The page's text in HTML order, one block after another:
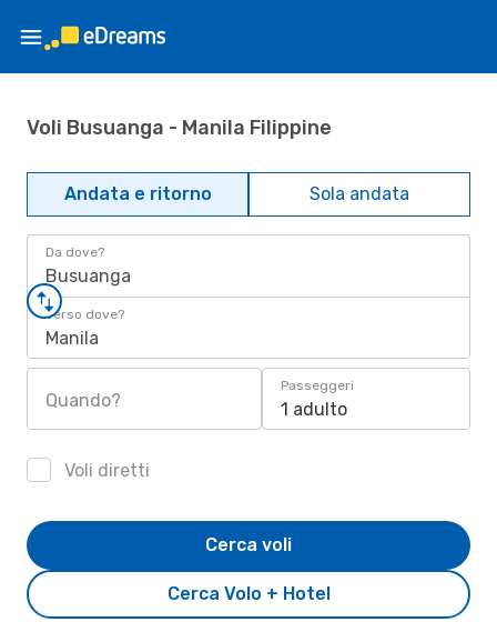
Voli Busuanga - Manila Filippine
Andata e ritorno Sola andata
Da dove?
Busuanga
Verso dove?
Manila
Quando?
Passeggeri
1 adulto
Voli diretti
Cerca Volo + Hotel
Cerca voli